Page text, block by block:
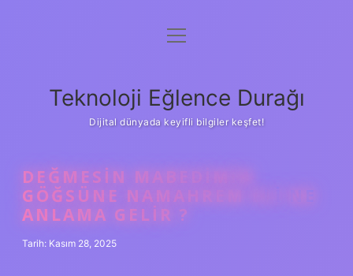
Anasayfa
Yasal Uyarı
menüyü
Teknoloji Eğlence Durağı
Dijital dünyada keyifli bilgiler keşfet!
DEĞMESIN MABEDIMIN
GÖĞSÜNE NAMAHREM ELI NE
ANLAMA GELIR ?
Tarih: Kasım 28, 2025